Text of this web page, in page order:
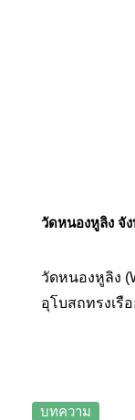
วัดหนองหูลิง จั
วัดหนองหูลิง
อุโบสถทรงเรื
เรือ” แห่งแรก
บทความ